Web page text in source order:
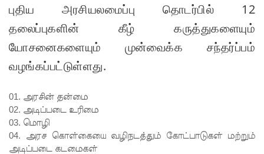
தைகுழி
விசார
ணை
ஆகஸ்ட்
புதிய அரசியலமைப்பு தொடர்பில் 12
தலைப்புகளின் கீழ் கருத்துகளையும்
யோசனைகளையும் முன்வைக்க சந்தர்ப்பம்
வழங்கப்பட்டுள்ளது.
01. அரசின் தன்மை
02. அடிப்படை உரிமை
03. மொழி
04. அரச கொள்கையை வழிநடத்தும் கோட்பாடுகள் மற்றும்
அடிப்படை கடமைகள்